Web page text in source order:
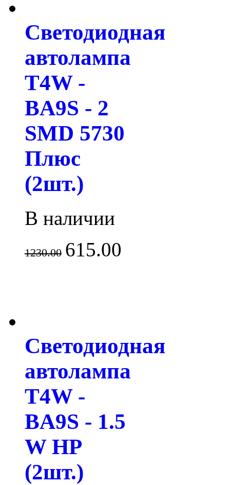
Светодиодная
автолампа
T4W -
BA9S - 2
SMD 5730
Плюс
(2шт.)
В наличии
1230.00 615.00
Светодиодная
автолампа
T4W -
BA9S - 1.5
W HP
(2шт.)